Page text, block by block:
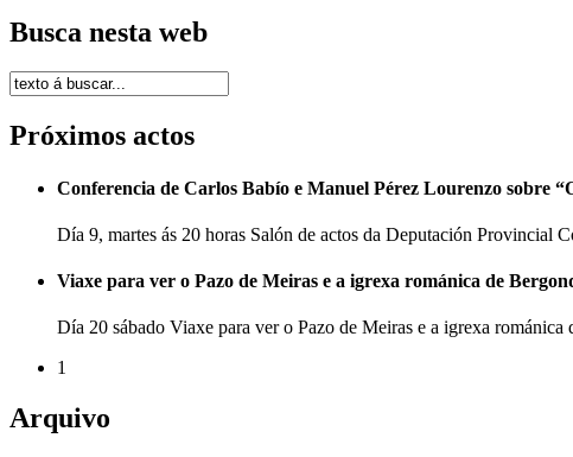
Busca nesta web
Próximos actos
Conferencia de Carlos Babío e Manuel Pérez Lourenzo sobre
Día 9, martes ás 20 horas Salón de actos da Deputación Provincial
Viaxe para ver o Pazo de Meiras e a igrexa románica de
Día 20 sábado Viaxe para ver o Pazo de Meiras e a igrexa románica
1
Arquivo